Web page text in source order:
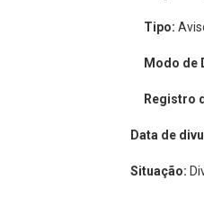
Tipo:
Modo de
Registro
Data de
Situação: